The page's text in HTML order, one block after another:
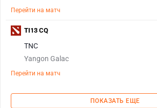
Перейти на матч
TNC
Yangon Galac
Перейти на матч
TI13 CQ
ПОКАЗАТЬ ЕЩЕ